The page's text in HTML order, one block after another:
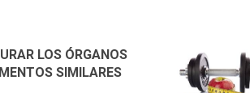
LOS ÓRGANOS
SIMILARES